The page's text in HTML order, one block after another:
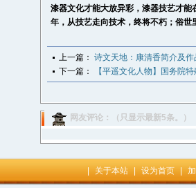
漆器文化才能大放异彩，漆器技艺才
年，从技艺走向技术，终将不朽；俗
上一篇： 诗文天地：康清香简介及作
下一篇：
【平遥文化人物】国务院
网友评论：（只显示最新5条。）
关于本站 设为首页